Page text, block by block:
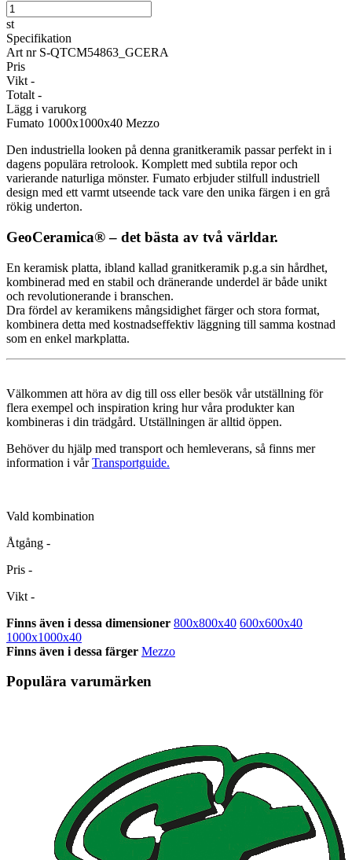
st
Specifikation
Art nr S-QTCM54863_GCERA
Pris
Vikt -
Totalt -
Lägg i varukorg
Fumato 1000x1000x40 Mezzo
Den industriella looken på denna granitkeramik passar perfekt in i
dagens populära retrolook. Komplett med subtila repor och
varierande naturliga mönster. Fumato erbjuder stilfull industriell
design med ett varmt utseende tack vare den unika färgen i en grå
rökig underton.
GeoCeramica® – det bästa av två världar.
En keramisk platta, ibland kallad granitkeramik p.g.a sin hårdhet,
kombinerad med en stabil och dränerande underdel är både unikt
och revolutionerande i branschen.
Dra fördel av keramikens mångsidighet färger och stora format,
kombinera detta med kostnadseffektiv läggning till samma kostnad
som en enkel markplatta.
Välkommen att höra av dig till oss eller besök vår utställning för
flera exempel och inspiration kring hur våra produkter kan
kombineras i din trädgård. Utställningen är alltid öppen.
Behöver du hjälp med transport och hemleverans, så finns mer
information i vårTransportguide.
Vald kombination
Åtgång -
Pris -
Vikt -
Finns även i dessa dimensioner 800x800x40 600x600x40
1000x1000x40
Finns även i dessa färger Mezzo
Populära varumärken